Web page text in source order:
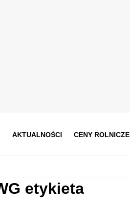
AKTUALNOŚCI CENY ROLNICZE
etykieta